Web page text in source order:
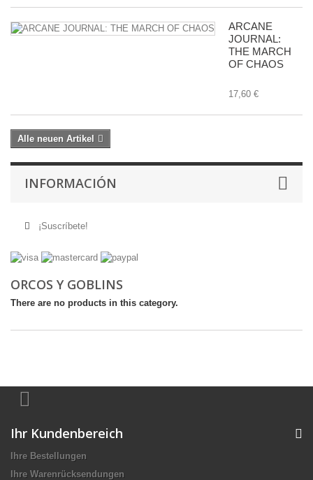
ARCANE
JOURNAL:
THE MARCH
OF CHAOS
17,60 €
Alle neuen Artikel
INFORMACIÓN
¡Suscríbete!
ORCOS Y GOBLINS
There are no products in this category.
Ihr Kundenbereich
Ihre Bestellungen
Ihre Warenrücksendungen